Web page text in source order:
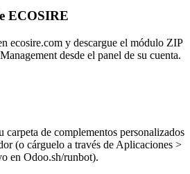
ECOSIRE
ecosire.com y descargue el módulo ZIP
desde el panel de su cuenta.
carpeta de complementos personalizados
(o cárguelo a través de Aplicaciones >
en Odoo.sh/runbot).